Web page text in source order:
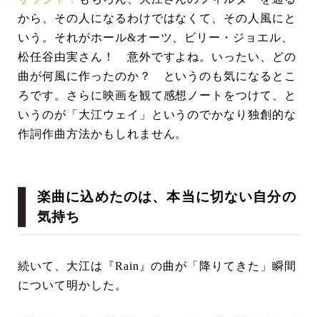
から、その人になるわけではなくて、その人風にと
いう。それがホール&オーツ、ビリー・ジョエル、
松任谷由実さん！ 意外ですよね。いったい、どの
曲が何風に作ったのか？ というのも気になるとこ
ろです。さらに映画を観て感想ノートをつけて、と
いうのが「大江ウェイ」というのでかなり独創的な
作詞作曲方法かもしれません。
楽曲に込めたのは、本当に切ない自分の
気持ち
続いて、大江は『Rain』の曲が「降りてきた」瞬間
について明かした。